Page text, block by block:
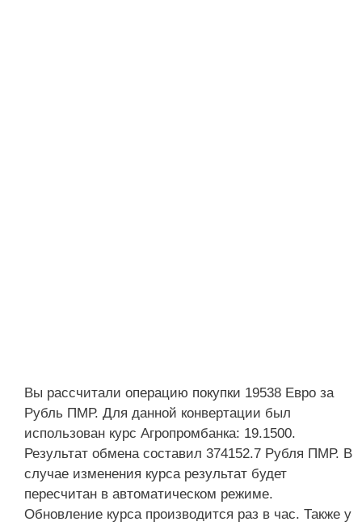
Вы рассчитали операцию покупки 19538 Евро за
Рубль ПМР. Для данной конвертации был
использован курс Агропромбанка: 19.1500.
Результат обмена составил 374152.7 Рубля ПМР. В
случае изменения курса результат будет
пересчитан в автоматическом режиме.
Обновление курса производится раз в час. Также у